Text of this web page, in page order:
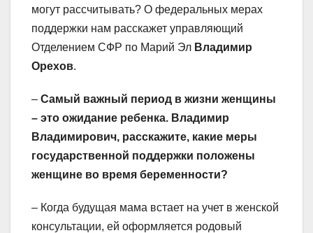
могут рассчитывать? О федеральных мерах
поддержки нам расскажет управляющий
Отделением СФР по Марий Эл Владимир
Орехов.
– Самый важный период в жизни женщины
– это ожидание ребенка. Владимир
Владимирович, расскажите, какие меры
государственной поддержки положены
женщине во время беременности?
– Когда будущая мама встает на учет в женской
консультации, ей оформляется родовый